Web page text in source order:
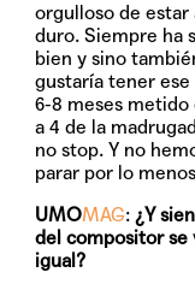
orgulloso de
duro. Siempre ha
bien y sino
gustaría tener
6-8 meses metido
a 4 de la
no stop. Y no
parar por lo
UMOMAG:¿Y
del compositor se
igual?